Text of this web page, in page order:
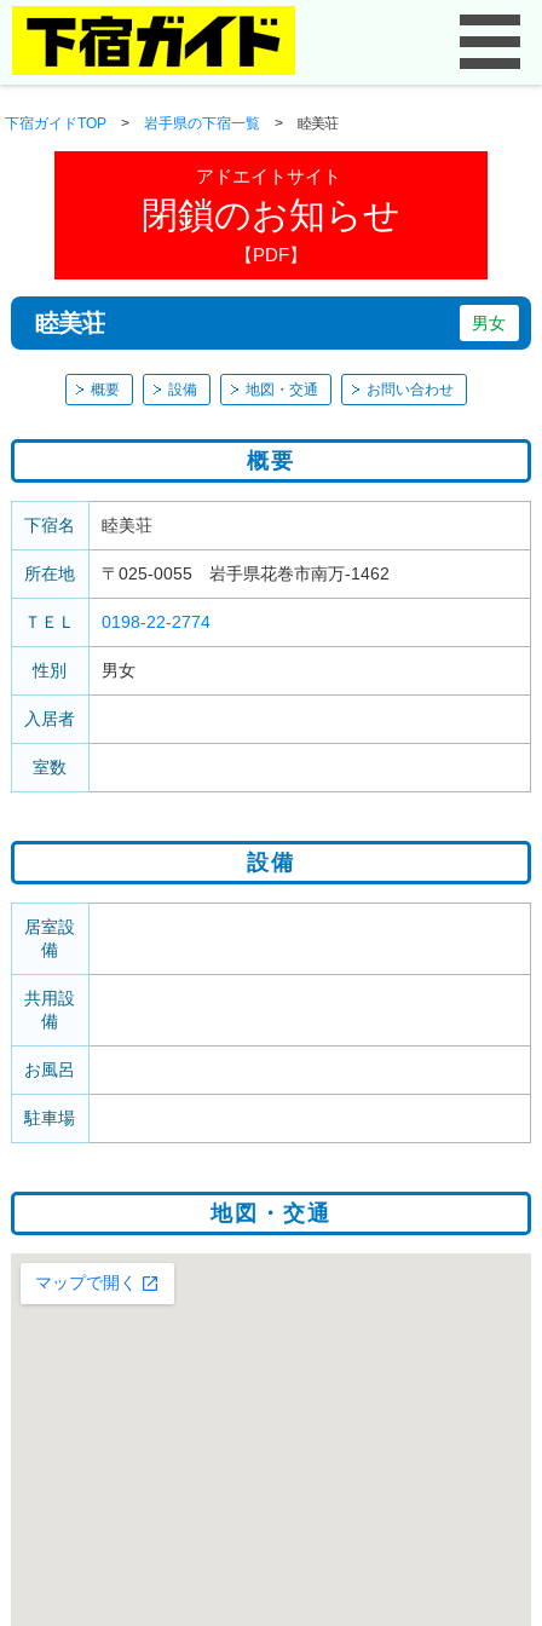
下宿ガイドTOP >岩手県の下宿一覧 >睦美荘
アドエイトサイト
閉鎖のお知らせ
【PDF】
睦美荘 男女
概要 設備 地図・交通 お問い合わせ
概要
下宿名 睦美荘
所在地 〒025-0055 岩手県花巻市南万-1462
ＴＥＬ 0198-22-2774
性別 男女
入居者
室数
設備
居室設
備
共用設
備
お風呂
駐車場
地図・交通